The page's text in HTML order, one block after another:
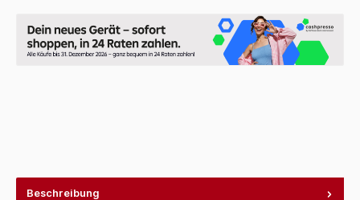
Beschreibung